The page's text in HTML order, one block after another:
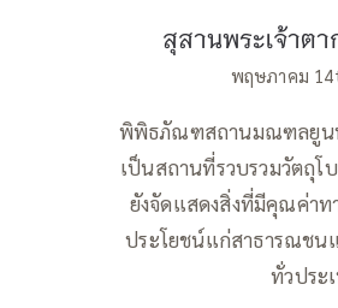
สุสานพระเจ้าต
พฤษภาคม
พิพิธภัณฑสถานมณฑลยูน
เป็นสถานที่รวบรวมวัตถุ
ยังจัดแสดงสิ่งที่มีคุณค่าท
ประโยชน์แก่สาธารณชน
ทั่วประ